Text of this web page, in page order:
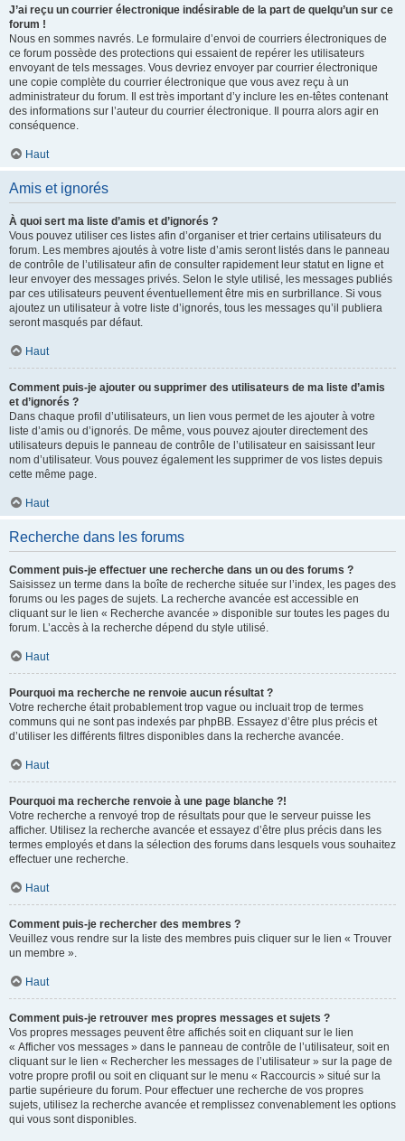
J’ai reçu un courrier électronique indésirable de la part de quelqu’un sur ce
forum !
Nous en sommes navrés. Le formulaire d’envoi de courriers électroniques de
ce forum possède des protections qui essaient de repérer les utilisateurs
envoyant de tels messages. Vous devriez envoyer par courrier électronique
une copie complète du courrier électronique que vous avez reçu à un
administrateur du forum. Il est très important d’y inclure les en-têtes contenant
des informations sur l’auteur du courrier électronique. Il pourra alors agir en
conséquence.
Haut
Amis et ignorés
À quoi sert ma liste d’amis et d’ignorés ?
Vous pouvez utiliser ces listes afin d’organiser et trier certains utilisateurs du
forum. Les membres ajoutés à votre liste d’amis seront listés dans le panneau
de contrôle de l’utilisateur afin de consulter rapidement leur statut en ligne et
leur envoyer des messages privés. Selon le style utilisé, les messages publiés
par ces utilisateurs peuvent éventuellement être mis en surbrillance. Si vous
ajoutez un utilisateur à votre liste d’ignorés, tous les messages qu’il publiera
seront masqués par défaut.
Haut
Comment puis-je ajouter ou supprimer des utilisateurs de ma liste d’amis
et d’ignorés ?
Dans chaque profil d’utilisateurs, un lien vous permet de les ajouter à votre
liste d’amis ou d’ignorés. De même, vous pouvez ajouter directement des
utilisateurs depuis le panneau de contrôle de l’utilisateur en saisissant leur
nom d’utilisateur. Vous pouvez également les supprimer de vos listes depuis
cette même page.
Haut
Recherche dans les forums
Comment puis-je effectuer une recherche dans un ou des forums ?
Saisissez un terme dans la boîte de recherche située sur l’index, les pages des
forums ou les pages de sujets. La recherche avancée est accessible en
cliquant sur le lien « Recherche avancée » disponible sur toutes les pages du
forum. L’accès à la recherche dépend du style utilisé.
Haut
Pourquoi ma recherche ne renvoie aucun résultat ?
Votre recherche était probablement trop vague ou incluait trop de termes
communs qui ne sont pas indexés par phpBB. Essayez d’être plus précis et
d’utiliser les différents filtres disponibles dans la recherche avancée.
Haut
Pourquoi ma recherche renvoie à une page blanche ?!
Votre recherche a renvoyé trop de résultats pour que le serveur puisse les
afficher. Utilisez la recherche avancée et essayez d’être plus précis dans les
termes employés et dans la sélection des forums dans lesquels vous souhaitez
effectuer une recherche.
Haut
Comment puis-je rechercher des membres ?
Veuillez vous rendre sur la liste des membres puis cliquer sur le lien « Trouver
un membre ».
Haut
Comment puis-je retrouver mes propres messages et sujets ?
Vos propres messages peuvent être affichés soit en cliquant sur le lien
« Afficher vos messages » dans le panneau de contrôle de l’utilisateur, soit en
cliquant sur le lien « Rechercher les messages de l’utilisateur » sur la page de
votre propre profil ou soit en cliquant sur le menu « Raccourcis » situé sur la
partie supérieure du forum. Pour effectuer une recherche de vos propres
sujets, utilisez la recherche avancée et remplissez convenablement les options
qui vous sont disponibles.